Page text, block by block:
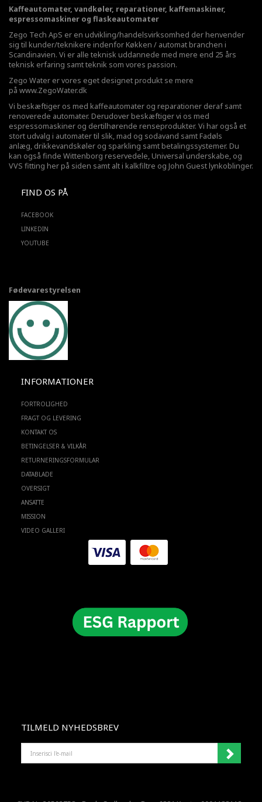
Kaffeautomater, vandkøler, reparationer, kaffemaskiner,
espressomaskiner og flaskeautomater
Zego Tech ApS er en udvikling/handelsvirksomhed der henvender
sig til kunder/teknikere indenfor Køkken / automat branchen i
Scandinavien. Vi er alle teknisk uddannede med mere end 25 års
teknisk erfaring samt teknik som vores passion.
Zego Water er vores eget designet produkt se mere
på www.ZegoWater.dk
Vi beskæftiger os med kaffeautomater og reparationer deraf samt
renoverede automater. Derudover beskæftiger vi os med
espressomaskiner og dertilhørende renseprodukter. Vi har også et
stort udvalg i automater til slik, mad og sodavand samt Fadøls
anlæg, drikkevandskøler og sparkling samt betalingssystemer. Du
kan også finde Wittenborg reservedele, Universal underskabe, og
VVS fitting her på siden samt alt i kalkfiltre og John Guest lynkoblinger.
FIND OS PÅ
FACEBOOK
LINKEDIN
YOUTUBE
Fødevarestyrelsen
INFORMATIONER
FORTROLIGHED
FRAGT OG LEVERING
KONTAKT OS
BETINGELSER & VILKÅR
RETURNERINGSFORMULAR
DATABLADE
OVERSIGT
ANSATTE
MISSION
VIDEO GALLERI
TILMELD NYHEDSBREV
MAIL